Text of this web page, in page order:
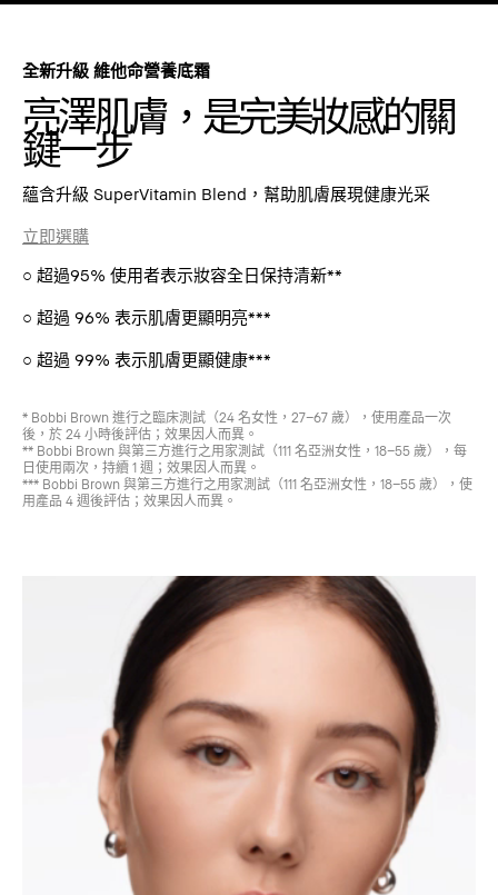
全新升級 維他命營養底霜
亮澤肌膚，是完美妝感的關
鍵一步
蘊含升級 SuperVitamin Blend，幫助肌膚展現健康光采
立即選購
○ 超過95% 使用者表示妝容全日保持清新**
○ 超過 96% 表示肌膚更顯明亮***
○ 超過 99% 表示肌膚更顯健康***
* Bobbi Brown 進行之臨床測試（24 名女性，27–67 歲），使用產品一次
後，於 24 小時後評估；效果因人而異。
** Bobbi Brown 與第三方進行之用家測試（111 名亞洲女性，18–55 歲），每
日使用兩次，持續 1 週；效果因人而異。
*** Bobbi Brown 與第三方進行之用家測試（111 名亞洲女性，18–55 歲），使
用產品 4 週後評估；效果因人而異。